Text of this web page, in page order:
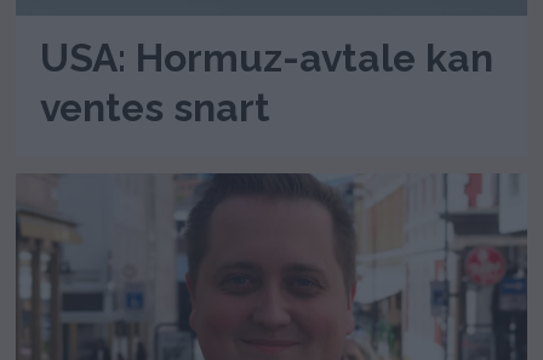
USA: Hormuz-avtale kan
ventes snart